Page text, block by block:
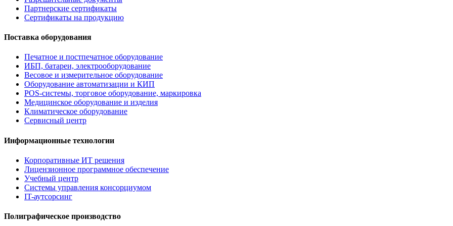
Партнерские сертификаты
Сертификаты на продукцию
Поставка оборудования
Печатное и постпечатное оборудование
ИБП, батареи, электрооборудование
Весовое и измерительное оборудование
Оборудование автоматизации и КИП
POS-системы, торговое оборудование, маркировка
Медицинское оборудование и изделия
Климатическое оборудование
Сервисный центр
Информационные технологии
Корпоративные ИТ решения
Лицензионное программное обеспечение
Учебный центр
Системы управления консорциумом
IT-аутсорсинг
Полиграфическое производство